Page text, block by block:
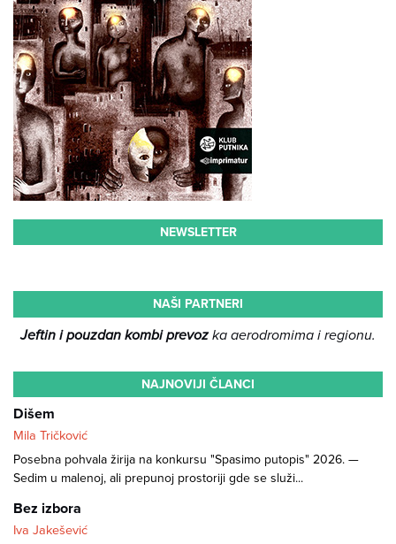
NEWSLETTER
NAŠI PARTNERI
Jeftin i pouzdan kombi prevozka aerodromima i regionu.
NAJNOVIJI ČLANCI
Dišem
Mila Tričković
Posebna pohvala žirija na konkursu "Spasimo putopis" 2026. —
Sedim u malenoj, ali prepunoj prostoriji gde se služi...
Bez izbora
Iva Jakešević